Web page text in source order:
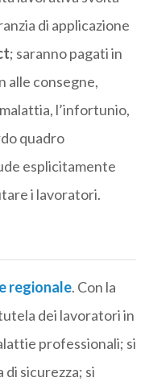
di applicazione
; saranno pagati in
alle consegne,
l’infortunio,
quadro
esplicitamente
i lavoratori.
regionale. Con la
dei lavoratori in
professionali; si
di sicurezza; si